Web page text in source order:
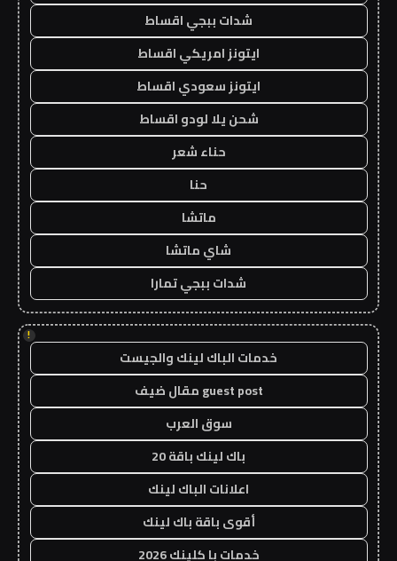
شدات ببجي اقساط
ايتونز امريكي اقساط
ايتونز سعودي اقساط
شحن يلا لودو اقساط
حناء شعر
حنا
ماتشا
شاي ماتشا
شدات ببجي تمارا
!
خدمات الباك لينك والجيست
guest post مقال ضيف
سوق العرب
باك لينك باقة 20
اعلانات الباك لينك
أقوى باقة باك لينك
خدمات با كلينك 2026